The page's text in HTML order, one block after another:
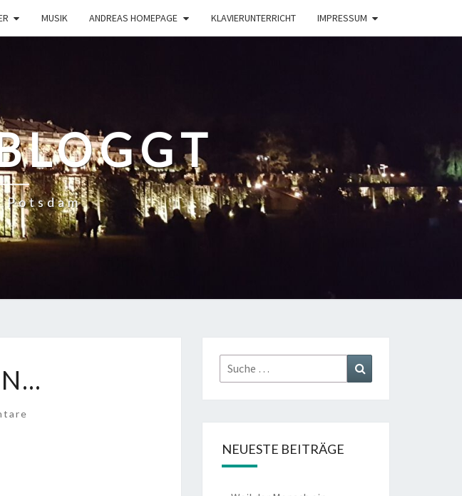
MUSIK ANDREAS HOMEPAGE KLAVIERUNTERRICHT IMPRESSUM
Potsdam
Suche
nach:
NEUESTE BEITRÄGE